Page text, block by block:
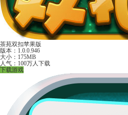
茶苑双扣苹果版
版本：1.0.0.946
大小：175MB
人气：100万人下载
下载游戏